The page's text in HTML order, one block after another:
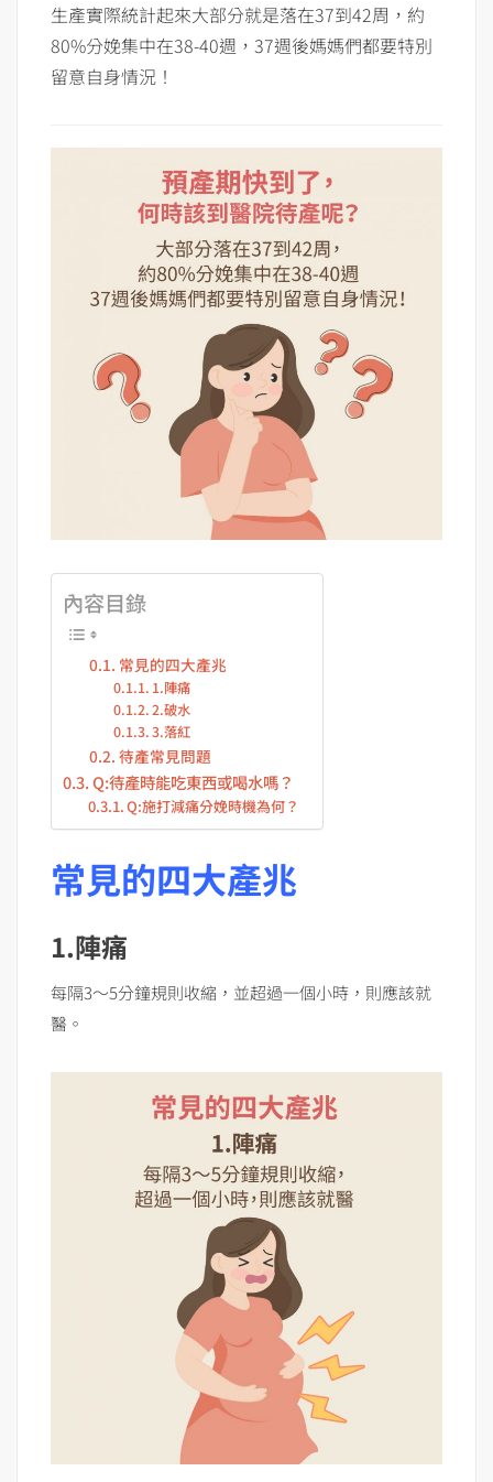
生產實際統計起來大部分就是落在37到42周，約
80%分娩集中在38-40週，37週後媽媽們都要特別
留意自身情況！
內容目錄
常見的四大產兆
1.陣痛
2.破水
3.落紅
待產常見問題
Q:待產時能吃東西或喝水嗎？
Q:施打減痛分娩時機為何？
常見的四大產兆
1.陣痛
每隔3～5分鐘規則收縮，並超過一個小時，則應該就
醫。